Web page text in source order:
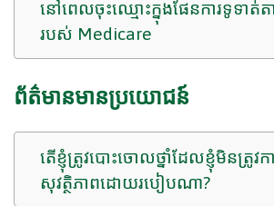
នៅពេលចុះឈ្មោះក្នុងផែនការទូទាត់តា
របស់ Medicare
ព័ត៌មានមានប្រយោជន៍
តើខ្ញុំត្រូវបោះចោលថ្នាំដែលខ្ញុំមិនត្រូវ
សុវត្ថិភាពដោយរបៀបណា?